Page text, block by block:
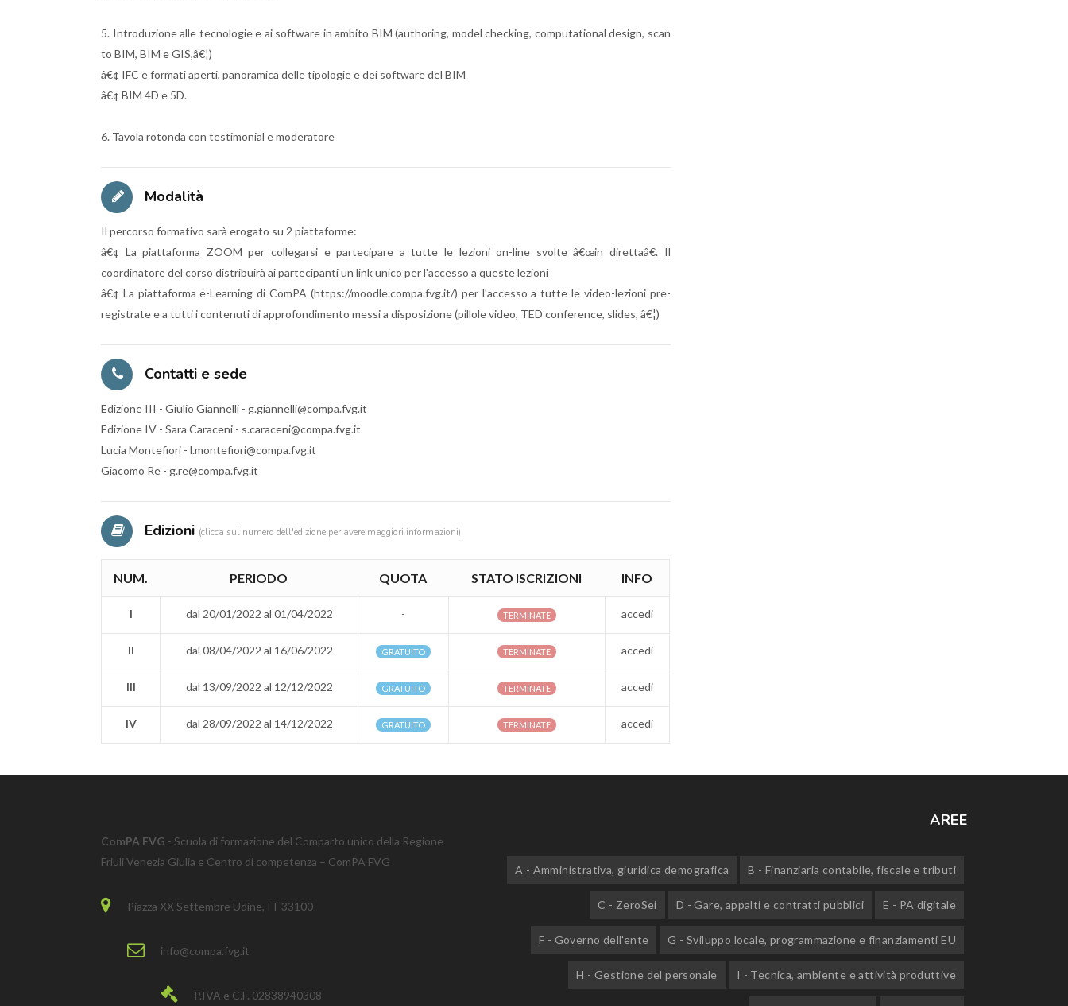
5. Introduzione alle tecnologie e ai software in ambito BIM (authoring, model checking, computational design, scan
to BIM, BIM e GIS,â€¦)
â€¢ IFC e formati aperti, panoramica delle tipologie e dei software del BIM
â€¢ BIM 4D e 5D.
6. Tavola rotonda con testimonial e moderatore
Modalità
Il percorso formativo sarà erogato su 2 piattaforme:
â€¢ La piattaforma ZOOM per collegarsi e partecipare a tutte le lezioni on-line svolte â€œin direttaâ€. Il
coordinatore del corso distribuirà ai partecipanti un link unico per l'accesso a queste lezioni
â€¢ La piattaforma e-Learning di ComPA (https://moodle.compa.fvg.it/) per l'accesso a tutte le video-lezioni pre-
registrate e a tutti i contenuti di approfondimento messi a disposizione (pillole video, TED conference, slides, â€¦)
Contatti e sede
Edizione III - Giulio Giannelli - g.giannelli@compa.fvg.it
Edizione IV - Sara Caraceni - s.caraceni@compa.fvg.it
Lucia Montefiori - l.montefiori@compa.fvg.it
Giacomo Re - g.re@compa.fvg.it
Edizioni (clicca sul numero dell'edizione per avere maggiori informazioni)
NUM. PERIODO QUOTA STATO ISCRIZIONI INFO
I dal 20/01/2022 al 01/04/2022 - TERMINATE accedi
II dal 08/04/2022 al 16/06/2022 GRATUITO TERMINATE accedi
III dal 13/09/2022 al 12/12/2022 GRATUITO TERMINATE accedi
IV dal 28/09/2022 al 14/12/2022 GRATUITO TERMINATE accedi
ComPA FVG - Scuola di formazione del Comparto unico della Regione
Friuli Venezia Giulia e Centro di competenza – ComPA FVG
Piazza XX Settembre Udine, IT 33100
info@compa.fvg.it
P.IVA e C.F. 02838940308
AREE
A - Amministrativa, giuridica demografica B - Finanziaria contabile, fiscale e tributi
C - ZeroSei D - Gare, appalti e contratti pubblici E - PA digitale
F - Governo dell'ente G - Sviluppo locale, programmazione e finanziamenti EU
H - Gestione del personale I - Tecnica, ambiente e attività produttive